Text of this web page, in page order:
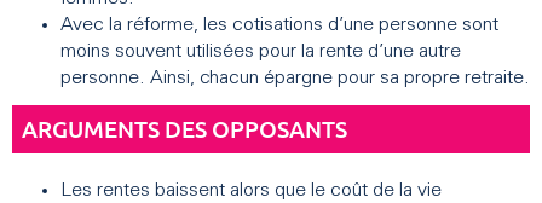
Avec la réforme, les cotisations d’une personne sont
moins souvent utilisées pour la rente d’une autre
personne. Ainsi, chacun épargne pour sa propre retraite.
ARGUMENTS DES OPPOSANTS
Les rentes baissent alors que le coût de la vie